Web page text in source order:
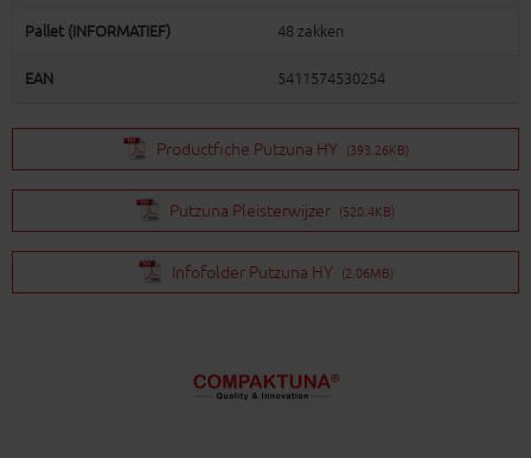
Pallet (INFORMATIEF) 48 zakken
EAN 5411574530254
Productfiche Putzuna HY (393.26KB)
Putzuna Pleisterwijzer (520.4KB)
Infofolder Putzuna HY (2.06MB)